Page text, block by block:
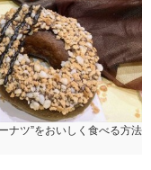
ナツ”をおいしく食べる方法